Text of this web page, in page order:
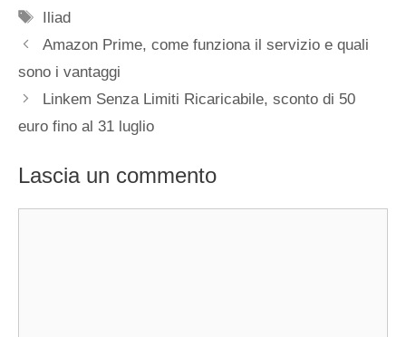
Tag
Iliad
Amazon Prime, come funziona il servizio e quali
sono i vantaggi
Linkem Senza Limiti Ricaricabile, sconto di 50
euro fino al 31 luglio
Lascia un commento